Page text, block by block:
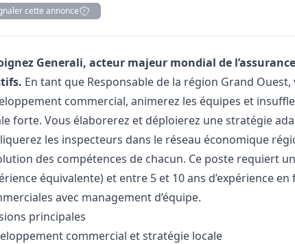
cette annonce
Generali, acteur majeur mondial de
En tant que Responsable de la région Grand
commercial, animerez les équipes et
forte. Vous élaborerez et déploierez une stratégie
les inspecteurs dans le réseau économique
des compétences de chacun. Ce poste requiert
équivalente) et entre 5 et 10 ans d’expérience
avec management d’équipe.
principales
commercial et stratégie locale